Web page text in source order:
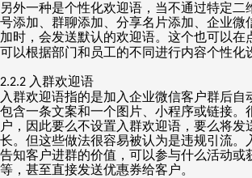
另外一种是个性化欢迎语，当不通过特定二
号添加、群聊添加、分享名片添加、企业微
加时，会发送默认的欢迎语。这个也可以在
可以根据部门和员工的不同进行内容个性化
2.2.2 入群欢迎语
入群欢迎语指的是加入企业微信客户群后自
包含一条文案和一个图片、小程序或链接。
户，因此要么不设置入群欢迎语，要么将发
长。但这些做法很容易被认为是违规引流。
告知客户进群的价值，可以参与什么活动或
等，甚至直接发送优惠券给客户。